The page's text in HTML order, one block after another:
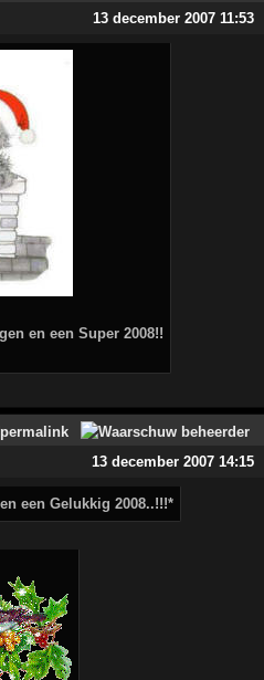
13 december 2007 11:53
en een Super 2008!!
13 december 2007 14:15
een Gelukkig 2008..!!!*